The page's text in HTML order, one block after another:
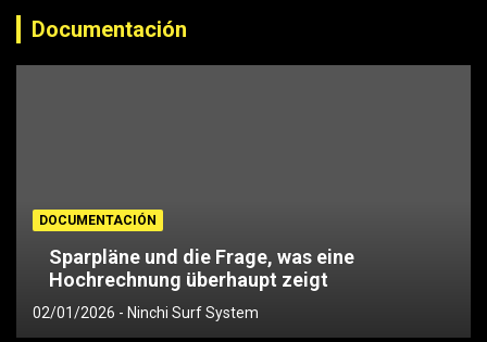
Documentación
DOCUMENTACIÓN
Sparpläne und die Frage, was eine
Hochrechnung überhaupt zeigt
02/01/2026 Ninchi Surf System